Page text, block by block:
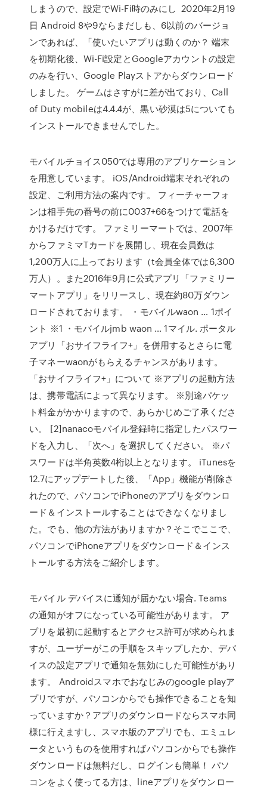
しまうので、設定でWi-Fi時のみにし 2020年2月19
日 Android 8や9ならまだしも、6以前のバージョ
ンであれば、「使いたいアプリは動くのか？ 端末
を初期化後、Wi-Fi設定とGoogleアカウントの設定
のみを行い、Google Playストアからダウンロード
しました。 ゲームはさすがに差が出ており、Call
of Duty mobileは4.4.4が、黒い砂漠は5についても
インストールできませんでした。
モバイルチョイス050では専用のアプリケーション
を用意しています。 iOS/Android端末それぞれの
設定、ご利用方法の案内です。 フィーチャーフォ
ンは相手先の番号の前に0037+66をつけて電話を
かけるだけです。 ファミリーマートでは、2007年
からファミマTカードを展開し、現在会員数は
1,200万人に上っております（t会員全体では6,300
万人）。また2016年9月に公式アプリ「ファミリー
マートアプリ」をリリースし、現在約80万ダウン
ロードされております。 ・モバイルwaon … 1ポイ
ント ※1 ・モバイルjmb waon … 1マイル. ポータル
アプリ「おサイフライフ+」を併用するとさらに電
子マネーwaonがもらえるチャンスがあります。
「おサイフライフ+」について ※アプリの起動方法
は、携帯電話によって異なります。 ※別途パケッ
ト料金がかかりますので、あらかじめご了承くださ
い。 [2]nanacoモバイル登録時に指定したパスワー
ドを入力し、「次へ」を選択してください。 ※パ
スワードは半角英数4桁以上となります。 iTunesを
12.7にアップデートした後、「App」機能が削除さ
れたので、パソコンでiPhoneのアプリをダウンロ
ード＆インストールすることはできなくなりまし
た。でも、他の方法がありますか？そこでここで、
パソコンでiPhoneアプリをダウンロード＆インス
トールする方法をご紹介します。
モバイル デバイスに通知が届かない場合. Teams
の通知がオフになっている可能性があります。 ア
プリを最初に起動するとアクセス許可が求められま
すが、ユーザーがこの手順をスキップしたか、デバ
イスの設定アプリで通知を無効にした可能性があり
ます。 Androidスマホでおなじみのgoogle playア
プリですが、パソコンからでも操作できることを知
っていますか？アプリのダウンロードならスマホ同
様に行えますし、スマホ版のアプリでも、エミュレ
ータというものを使用すればパソコンからでも操作
ダウンロードは無料だし、ログインも簡単！ パソ
コンをよく使ってる方は、lineアプリをダウンロー